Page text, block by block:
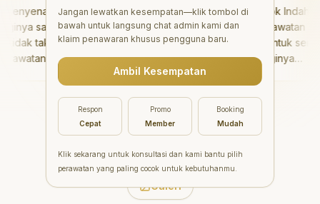
sangat baik
takut sama
tidak
setelahnya.
ke dokter
"Aesthetic Pondok Indah
menawarkan perawatan gigi
yang luar biasa untuk semua
orang. Dokter giginya
profesional, ramah, dan
meluangkan waktu untuk
mengedukasi pasien tentang
kesehatan gigi dan mulut
yang baik. Klinik ini terletak di
daerah yang strategis,
sehingga nyaman untuk
direkomendasikan untuk
Galeri
Jangan lewatkan kesempatan—klik tombol di
bawah untuk langsung chat admin kami dan
klaim penawaran khusus pengguna baru.
Ambil Kesempatan
Respon
Cepat
Promo
Member
Booking
Mudah
Klik sekarang untuk konsultasi dan kami bantu pilih
perawatan yang paling cocok untuk kebutuhanmu.